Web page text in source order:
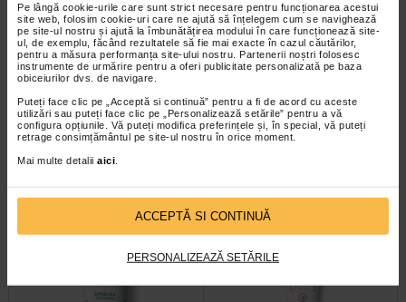
Pe lângă cookie-urile care sunt strict necesare pentru funcționarea acestui
site web, folosim cookie-uri care ne ajută să înțelegem cum se navighează
pe site-ul nostru și ajută la îmbunătățirea modului în care funcționează site-
ul, de exemplu, făcând rezultatele să fie mai exacte în cazul căutărilor,
pentru a măsura performanța site-ului nostru. Partenerii noștri folosesc
instrumente de urmărire pentru a oferi publicitate personalizată pe baza
obiceiurilor dvs. de navigare.
Puteți face clic pe „Acceptă si continuă” pentru a fi de acord cu aceste
utilizări sau puteți face clic pe „Personalizează setările” pentru a vă
configura opțiunile. Vă puteți modifica preferințele și, în special, vă puteți
retrage consimțământul pe site-ul nostru în orice moment.
Mai multe detalii aici
ACCEPTĂ SI CONTINUĂ
PERSONALIZEAZĂ SETĂRILE
SVR Topialyse Palpebral CC
Light SPF20, 7g
Aceasta crema colorata
anticearcane si antiiritatii este
recomandata pentru ingrijirea…
SVR Topialyse Palpebral CC
Medium SPF20, 7g
Iritatie oculara, hipersensibilitate a
pleoapelor, inflamatie, uscaciune,
uscaciune extrema (atopica)…